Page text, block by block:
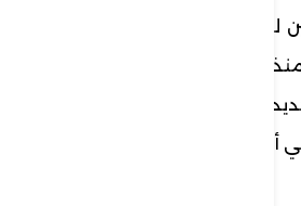
لكوريا الشمالية هي أول
متعدد الأقطاب خاصة
أوكرانيا وغزة.